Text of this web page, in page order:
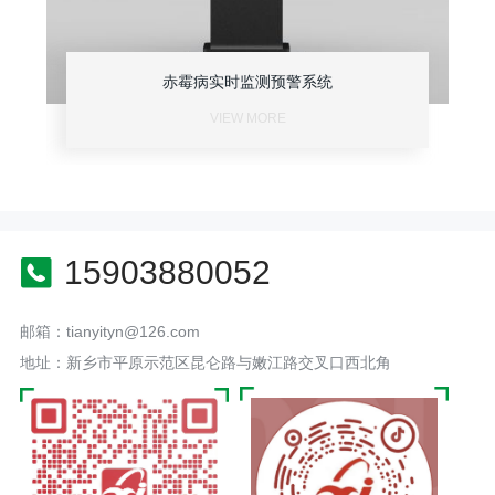
赤霉病实时监测预警系统
15903880052
邮箱：tianyityn@126.com
地址：新乡市平原示范区昆仑路与嫩江路交叉口西北角